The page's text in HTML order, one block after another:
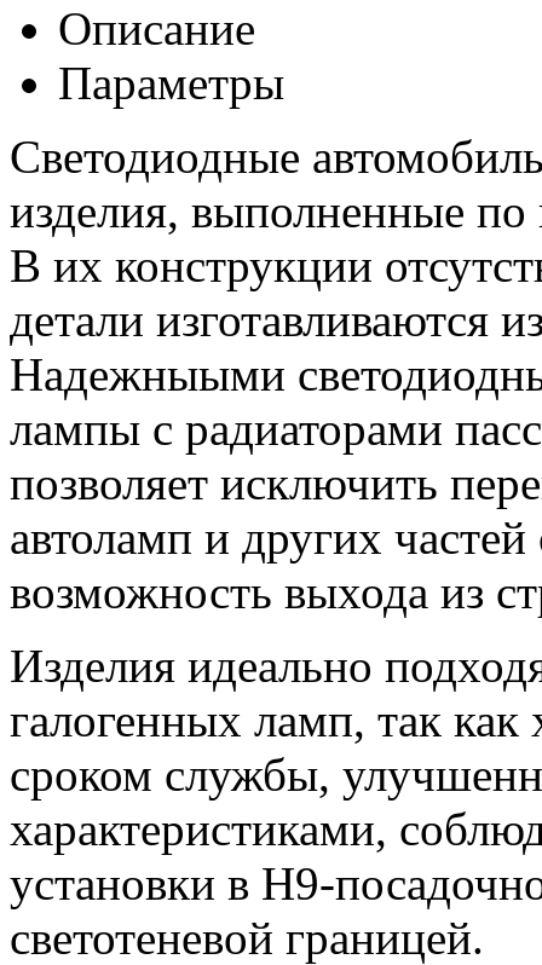
Описание
Параметры
Светодиодные
изделия, выполненные
В их конструкции
детали изготавливаются
Надежныыми
лампы с радиаторами
позволяет исключить
автоламп и других
возможность выхода из
Изделия идеально
галогенных ламп, так
сроком службы,
характеристиками,
установки в Н9-
светотеневой границей.